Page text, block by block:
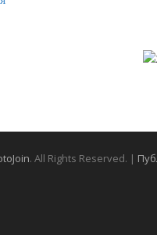
. All Rights Reserved. |